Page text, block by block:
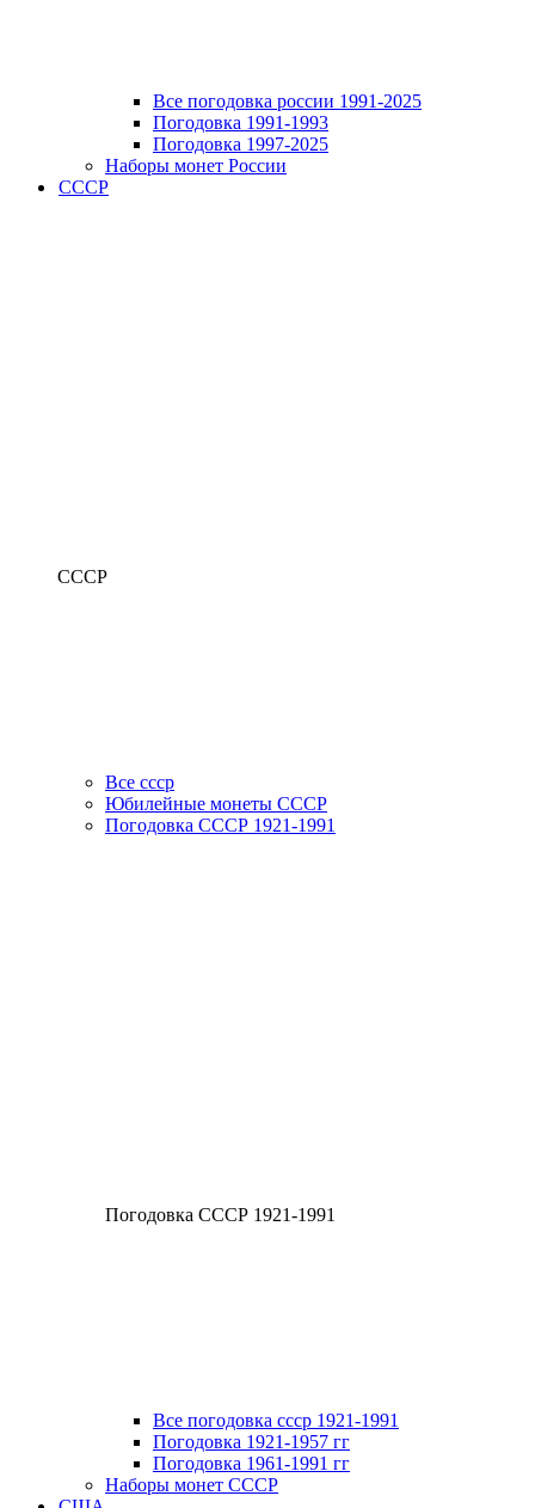
Все погодовка россии 1991-2025
Погодовка 1991-1993
Погодовка 1997-2025
Наборы монет России
СССР
СССР
Все ссср
Юбилейные монеты СССР
Погодовка СССР 1921-1991
Погодовка СССР 1921-1991
Все погодовка ссср 1921-1991
Погодовка 1921-1957 гг
Погодовка 1961-1991 гг
Наборы монет СССР